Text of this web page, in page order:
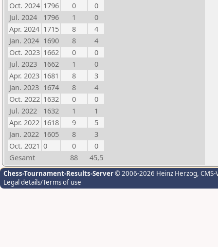
Oct. 2024 1796 0
0
Jul. 2024
1796 1
0
Apr. 2024 1715 8
4
Jan. 2024 1690 8
4
Oct. 2023 1662 0
0
Jul. 2023
1662 1
0
Apr. 2023 1681 8
3
Jan. 2023 1674 8
4
Oct. 2022 1632 0
0
Jul. 2022
1632 1
1
Apr. 2022 1618 9
5
Jan. 2022 1605 8
3
Oct. 2021 0 0
0
Gesamt
88 45,5
Chess-Tournament-Results-Server© 2006-2026 Heinz Herzog,
Legal details/Terms of use